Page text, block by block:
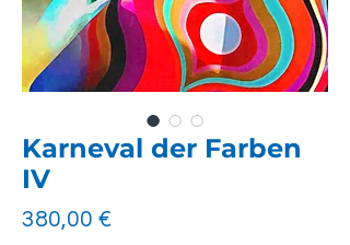
Karneval der Farben
IV
380,00 €